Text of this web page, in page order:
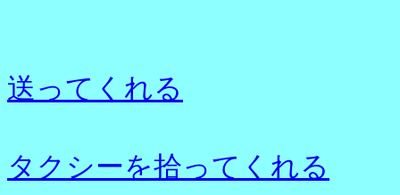
送ってくれる
タクシーを拾ってくれる